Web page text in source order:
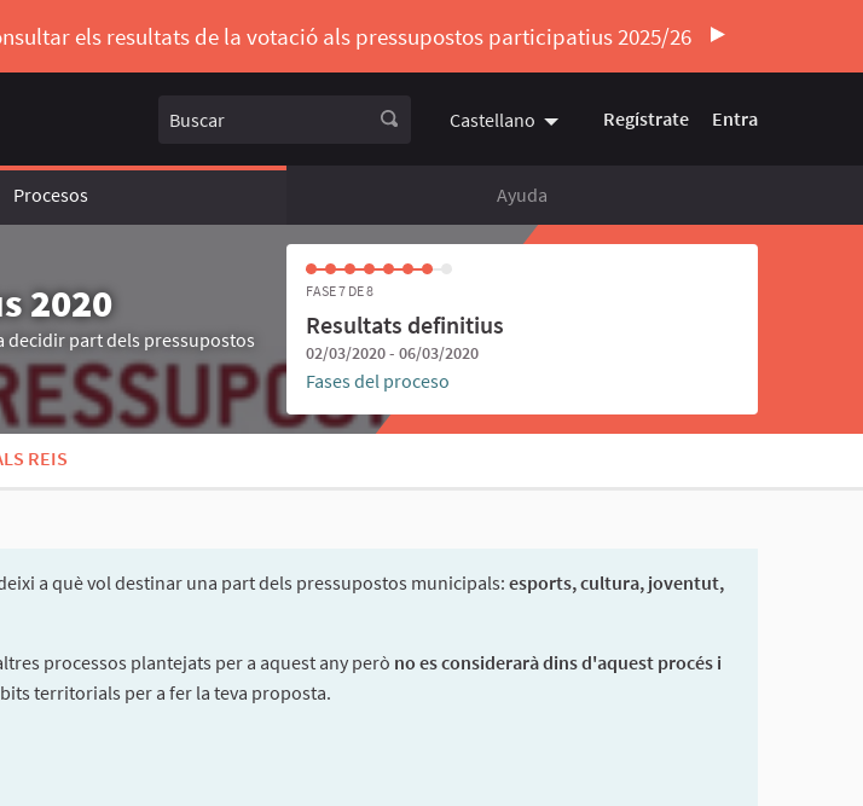
els resultats de la votació als pressupostos participatius 2025/26
Castellano Triar la llengua Elegir el idioma
Regístrate Entra
Procesos Ayuda
2020
decidir part dels pressupostos
FASE 7 DE 8
Resultats definitius
02/03/2020 - 06/03/2020
Fases del proceso
REIS
a què vol destinar una part dels pressupostos municipals: esports, cultura, joventut,
processos plantejats per a aquest any però no es considerarà dins d'aquest procés i
territorials per a fer la teva proposta.